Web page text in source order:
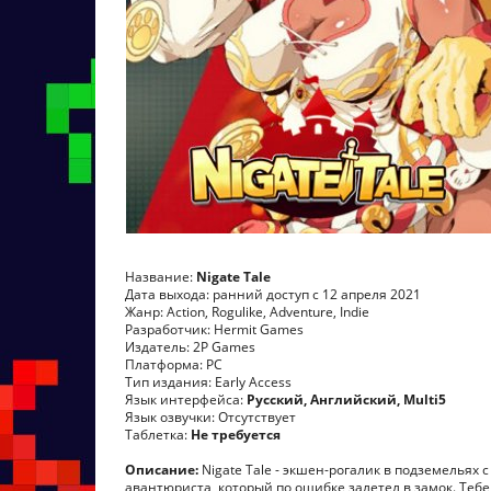
Название: Nigate Tale
Дата выхода: ранний доступ с 12 апреля 2021
Жанр: Action, Rogulike, Adventure, Indie
Разработчик: Hermit Games
Издатель: 2P Games
Платформа: PC
Тип издания: Early Access
Язык интерфейса: Русский, Английский, Multi5
Язык озвучки: Отсутствует
Таблетка: Не требуется
Описание: Nigate Tale - экшен-рогалик в подземельях
авантюриста, который по ошибке залетел в замок.